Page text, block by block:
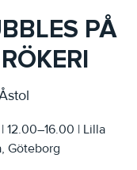
PÅ
12.00–16.00 | Lilla
Göteborg